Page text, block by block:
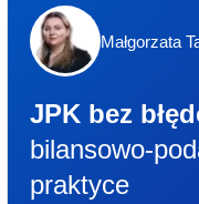
Małgorzata
JPK bez
bilansowo-
praktyce